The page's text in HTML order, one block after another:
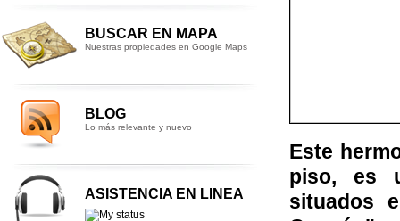
BUSCAR EN MAPA
Nuestras propiedades en Google Maps
BLOG
Lo más relevante y nuevo
ASISTENCIA EN LINEA
Este
piso, es
situados